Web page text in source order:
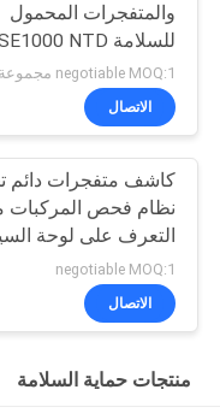
والمتفجرات المحمول
للسلامة SE1000 NTD
negotiable MOQ:1 مجموعة
الاتصال
كاشف متفجرات دائم
نظام فحص المركبات
التعرف على لوحة
negotiable MOQ:1
الاتصال
منتجات حماية السلامة